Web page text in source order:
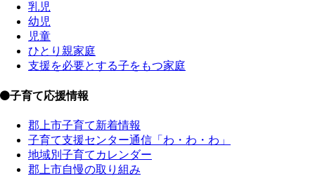
乳児
幼児
児童
ひとり親家庭
支援を必要とする子をもつ家庭
子育て応援情報
郡上市子育て新着情報
子育て支援センター通信「わ・わ・わ」
地域別子育てカレンダー
郡上市自慢の取り組み